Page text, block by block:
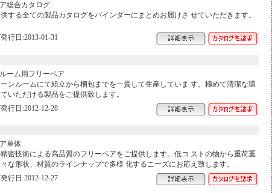
総合カタログ
する全ての製品カタログをバインダーにまとめお届けさ せていただきます。
行日:2013-01-31
ーム用フリーベア
ンルームにて組立から梱包までを一貫して生産していま す。極めて清潔な環
いただける製品をご提供致します。
行日:2012-12-28
単体
密技術による高品質のフリーベアをご提供します。低コ ストの物から重荷重
な形状、材質のラインナップで多様 化するニーズにお応え致します。
行日:2012-12-27